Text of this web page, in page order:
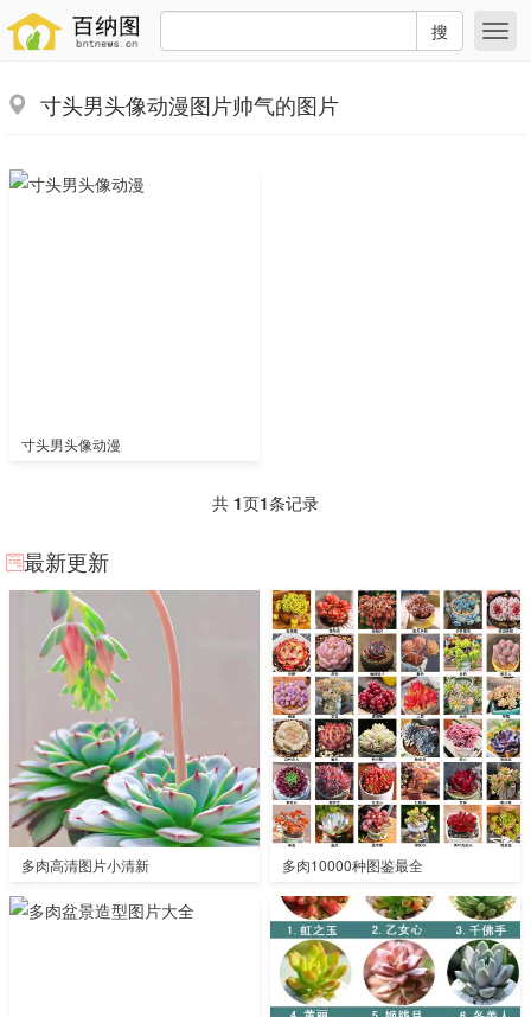
搜
寸头男头像动漫图片帅气的图片
寸头男头像动漫
共 1页1条记录
最新更新
多肉高清图片小清新 多肉10000种图鉴最全